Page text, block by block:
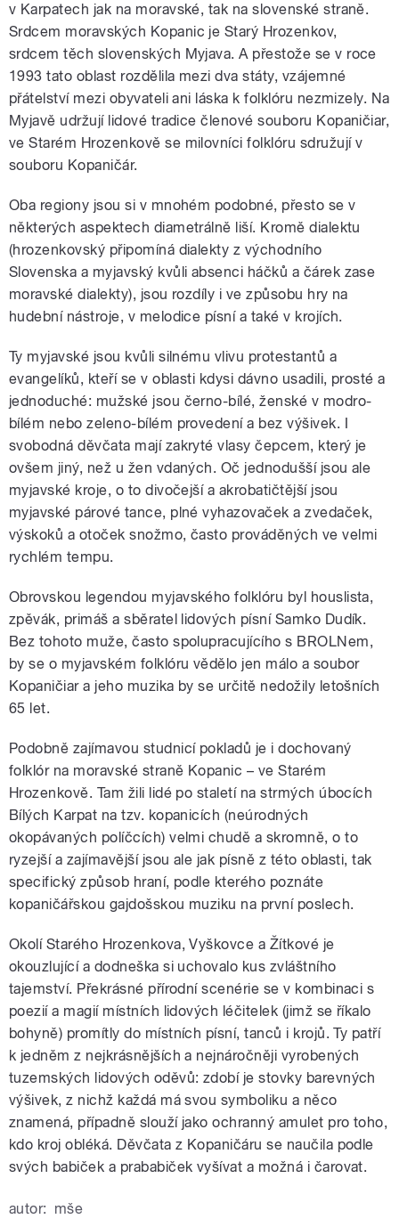
v Karpatech jak na moravské, tak na slovenské straně.
Srdcem moravských Kopanic je Starý Hrozenkov,
srdcem těch slovenských Myjava. A přestože se v roce
1993 tato oblast rozdělila mezi dva státy, vzájemné
přátelství mezi obyvateli ani láska k folklóru nezmizely. Na
Myjavě udržují lidové tradice členové souboru Kopaničiar,
ve Starém Hrozenkově se milovníci folklóru sdružují v
souboru Kopaničár.
Oba regiony jsou si v mnohém podobné, přesto se v
některých aspektech diametrálně liší. Kromě dialektu
(hrozenkovský připomíná dialekty z východního
Slovenska a myjavský kvůli absenci háčků a čárek zase
moravské dialekty), jsou rozdíly i ve způsobu hry na
hudební nástroje, v melodice písní a také v krojích.
Ty myjavské jsou kvůli silnému vlivu protestantů a
evangelíků, kteří se v oblasti kdysi dávno usadili, prosté a
jednoduché: mužské jsou černo-bílé, ženské v modro-
bílém nebo zeleno-bílém provedení a bez výšivek. I
svobodná děvčata mají zakryté vlasy čepcem, který je
ovšem jiný, než u žen vdaných. Oč jednodušší jsou ale
myjavské kroje, o to divočejší a akrobatičtější jsou
myjavské párové tance, plné vyhazovaček a zvedaček,
výskoků a otoček snožmo, často prováděných ve velmi
rychlém tempu.
Obrovskou legendou myjavského folklóru byl houslista,
zpěvák, primáš a sběratel lidových písní Samko Dudík.
Bez tohoto muže, často spolupracujícího s BROLNem,
by se o myjavském folklóru vědělo jen málo a soubor
Kopaničiar a jeho muzika by se určitě nedožily letošních
65 let.
Podobně zajímavou studnicí pokladů je i dochovaný
folklór na moravské straně Kopanic – ve Starém
Hrozenkově. Tam žili lidé po staletí na strmých úbocích
Bílých Karpat na tzv. kopanicích (neúrodných
okopávaných políčcích) velmi chudě a skromně, o to
ryzejší a zajímavější jsou ale jak písně z této oblasti, tak
specifický způsob hraní, podle kterého poznáte
kopaničářskou gajdošskou muziku na první poslech.
Okolí Starého Hrozenkova, Vyškovce a Žítkové je
okouzlující a dodneška si uchovalo kus zvláštního
tajemství. Překrásné přírodní scenérie se v kombinaci s
poezií a magií místních lidových léčitelek (jimž se říkalo
bohyně) promítly do místních písní, tanců i krojů. Ty patří
k jedněm z nejkrásnějších a nejnáročněji vyrobených
tuzemských lidových oděvů: zdobí je stovky barevných
výšivek, z nichž každá má svou symboliku a něco
znamená, případně slouží jako ochranný amulet pro toho,
kdo kroj obléká. Děvčata z Kopaničáru se naučila podle
svých babiček a prababiček vyšívat a možná i čarovat.
autor: mše